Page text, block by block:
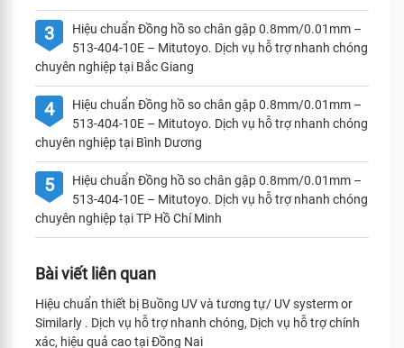
3
Hiệu chuẩn Đồng hồ so chân gập 0.8mm/0.01mm –
513-404-10E – Mitutoyo. Dịch vụ hỗ trợ nhanh chóng
chuyên nghiệp tại Bắc Giang
4
Hiệu chuẩn Đồng hồ so chân gập 0.8mm/0.01mm –
513-404-10E – Mitutoyo. Dịch vụ hỗ trợ nhanh chóng
chuyên nghiệp tại Bình Dương
5
Hiệu chuẩn Đồng hồ so chân gập 0.8mm/0.01mm –
513-404-10E – Mitutoyo. Dịch vụ hỗ trợ nhanh chóng
chuyên nghiệp tại TP Hồ Chí Minh
Bài viết liên quan
Hiệu chuẩn thiết bị Buồng UV và tương tự/ UV systerm or
Similarly . Dịch vụ hỗ trợ nhanh chóng, Dịch vụ hỗ trợ chính
xác, hiệu quả cao tại Đồng Nai